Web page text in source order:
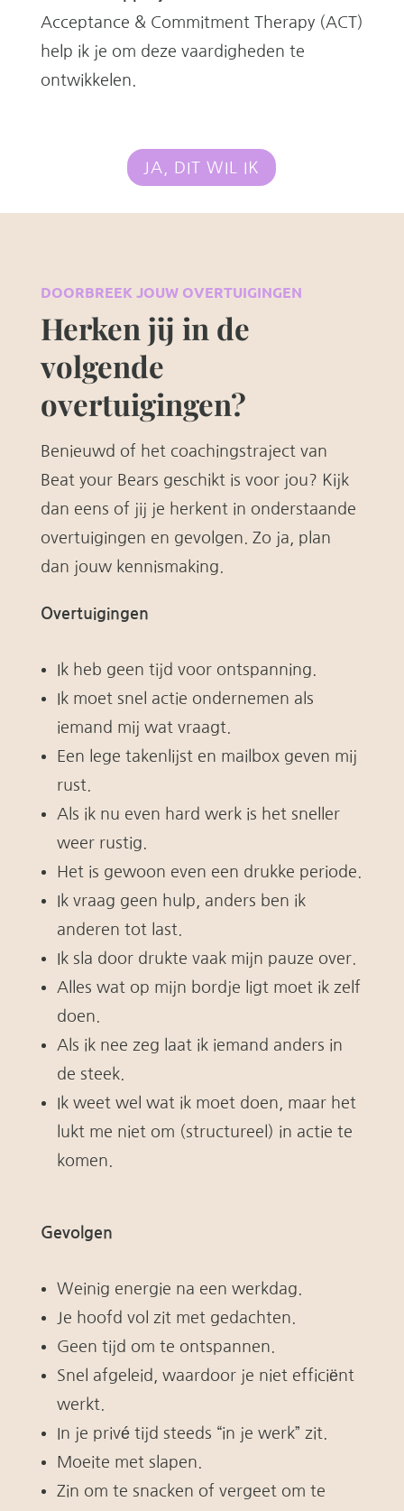
Acceptance & Commitment Therapy (ACT)
help ik je om deze vaardigheden te
ontwikkelen.
JA, DIT WIL IK
DOORBREEK JOUW OVERTUIGINGEN
Herken jij in de
volgende
overtuigingen?
Benieuwd of het coachingstraject van
Beat your Bears geschikt is voor jou? Kijk
dan eens of jij je herkent in onderstaande
overtuigingen en gevolgen. Zo ja, plan
dan jouw kennismaking.
Overtuigingen
Ik heb geen tijd voor ontspanning.
Ik moet snel actie ondernemen als
iemand mij wat vraagt.
Een lege takenlijst en mailbox geven mij
rust.
Als ik nu even hard werk is het sneller
weer rustig.
Het is gewoon even een drukke periode.
Ik vraag geen hulp, anders ben ik
anderen tot last.
Ik sla door drukte vaak mijn pauze over.
Alles wat op mijn bordje ligt moet ik zelf
doen.
Als ik nee zeg laat ik iemand anders in
de steek.
Ik weet wel wat ik moet doen, maar het
lukt me niet om (structureel) in actie te
komen.
Gevolgen
Weinig energie na een werkdag.
Je hoofd vol zit met gedachten.
Geen tijd om te ontspannen.
Snel afgeleid, waardoor je niet efficiënt
werkt.
In je privé tijd steeds “in je werk” zit.
Moeite met slapen.
Zin om te snacken of vergeet om te